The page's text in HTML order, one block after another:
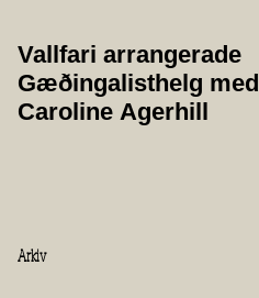
Vallfari arrangerade
Gæðingalisthelg med
Caroline Agerhill
Arkiv